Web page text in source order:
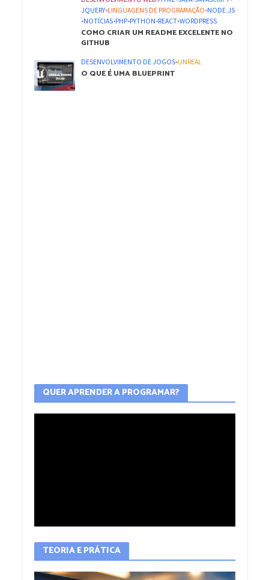
JQUERY•LINGUAGENS DE PROGRAMAÇÃO•NODE.JS
•NOTÍCIAS•PHP•PYTHON•REACT•WORDPRESS
COMO CRIAR UM README EXCELENTE NO
GITHUB
DESENVOLVIMENTO DE JOGOS•UNREAL
O QUE É UMA BLUEPRINT
QUER APRENDER A PROGRAMAR?
TEORIA E PRÁTICA